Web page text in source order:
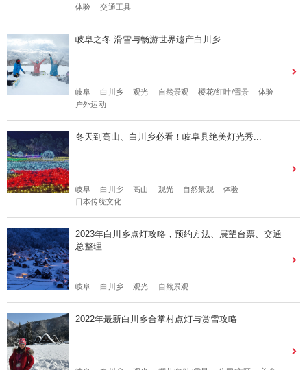
体验
交通工具
岐阜之冬 滑雪与畅游世界遗产白川乡
岐阜 白川乡 观光 自然景观 樱花/红叶/雪景
体验
户外运动
冬天到高山、白川乡必看！岐阜县绝美灯光秀...
岐阜 白川乡 高山 观光 自然景观
体验
日本传统文化
2023年白川乡点灯攻略，预约方法、展望台票、交通
总整理
岐阜 白川乡 观光 自然景观
2022年最新白川乡合掌村点灯与赏雪攻略